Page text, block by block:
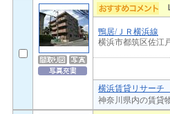
鴨居/ＪＲ横浜線
横浜市都筑区佐江
横浜賃貸リサーチ
神奈川県内の賃貸